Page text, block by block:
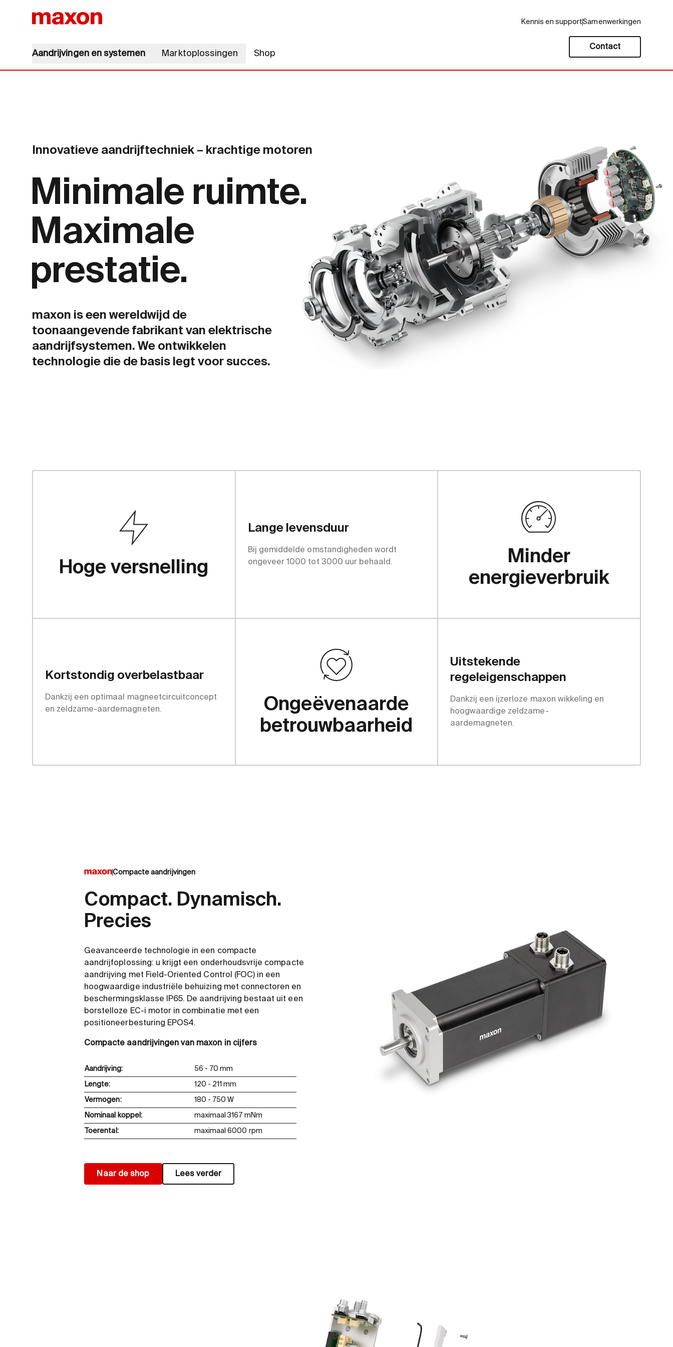
Kennis en supportSamenwerkingen
Aandrijvingen en systemen Marktoplossingen Shop
Contact
Innovatieve aandrijftechniek – krachtige motoren
Minimale ruimte.
Maximale
prestatie.
maxon is een wereldwijd de
toonaangevende fabrikant van elektrische
aandrijfsystemen. We ontwikkelen
technologie die de basis legt voor succes.
Hoge versnelling
Lange levensduur
Bij gemiddelde omstandigheden wordt
ongeveer 1000 tot 3000 uur behaald.
Minder
energieverbruik
Kortstondig overbelastbaar
Dankzij een optimaal magneetcircuitconcept
en zeldzame-aardemagneten.
Ongeëvenaarde
betrouwbaarheid
Uitstekende
regeleigenschappen
Dankzij een ijzerloze maxon wikkeling en
hoogwaardige zeldzame-
aardemagneten.
Compacte aandrijvingen
Compact. Dynamisch.
Precies
Geavanceerde technologie in een compacte
aandrijfoplossing: u krijgt een onderhoudsvrije compacte
aandrijving met Field-Oriented Control​ (FOC) in een
hoogwaardige industriële behuizing met connectoren en
beschermingsklasse IP65. De aandrijving bestaat uit een
borstelloze EC-i motor in combinatie met een
positioneerbesturing EPOS4.
Compacte aandrijvingen van maxon in cijfers
Aandrijving: 56 - 70 mm
Lengte: 120 - 211 mm
Vermogen: 180 - 750 W
Nominaal koppel: maximaal 3167 mNm
Toerental: maximaal 6000 rpm
Naar de shop Lees verder